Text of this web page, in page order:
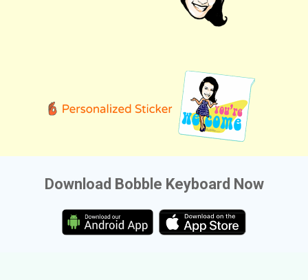
Download Bobble Keyboard Now